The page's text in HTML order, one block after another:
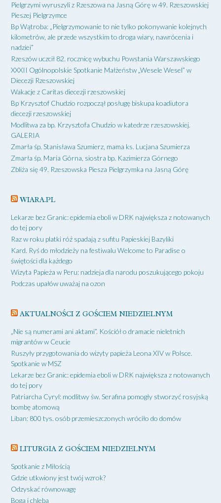
Pielgrzymi wyruszyli z Rzeszowa na Jasną Górę w 49. Rzeszowskiej
Pieszej Pielgrzymce
Bp Wątroba: „Pielgrzymowanie to nie tylko pokonywanie kolejnych
kilometrów, ale przede wszystkim to droga wiary, nawrócenia i
nadziei”
Rzeszów uczcił 82. rocznicę wybuchu Powstania Warszawskiego
XXXII Ogólnopolskie Spotkanie Małżeństw „Wesele Wesel” w
Diecezji Rzeszowskiej
Wakacje z Caritas diecezji rzeszowskiej
Bp Krzysztof Chudzio rozpoczął posługę biskupa koadiutora
diecezji rzeszowskiej
Modlitwa za bp. Krzysztofa Chudzio w katedrze rzeszowskiej.
GALERIA
Zmarła śp. Stanisława Szumierz, mama ks. Lucjana Szumierza
Zmarła śp. Maria Górna, siostra bp. Kazimierza Górnego
Zbliża się 49. Rzeszowska Piesza Pielgrzymka na Jasną Górę
WIARA.PL
Lekarze bez Granic: epidemia eboli w DRK największa z notowanych
do tej pory
Raz w roku platki róż spadają z sufitu Papieskiej Bazyliki
Kard. Ryś do młodzieży na festiwalu Welcome to Paradise o
świętości dla każdego
Wizyta Papieża w Peru: nadzieja dla narodu poszukującego pokoju
Podczas upałów uważaj na ozon
AKTUALNOŚCI Z GOŚCIEM NIEDZIELNYM
„Nie są numerami ani aktami”. Kościół o dramacie nieletnich
migrantów w Ceucie
Ruszyły przygotowania do wizyty papieża Leona XIV w Polsce.
Spotkanie w MSZ
Lekarze bez Granic: epidemia eboli w DRK największa z notowanych
do tej pory
Patriarcha Cyryl: modlitwy św. Serafina pomogły stworzyć rosyjską
bombę atomową
Liban: 800 tys. osób przemieszczonych wróciło do domów
LITURGIA Z GOŚCIEM NIEDZIELNYM
Spotkanie z Miłością
Gdzie utkwiony jest twój wzrok?
Odzyskać równowagę
Boga i chleba